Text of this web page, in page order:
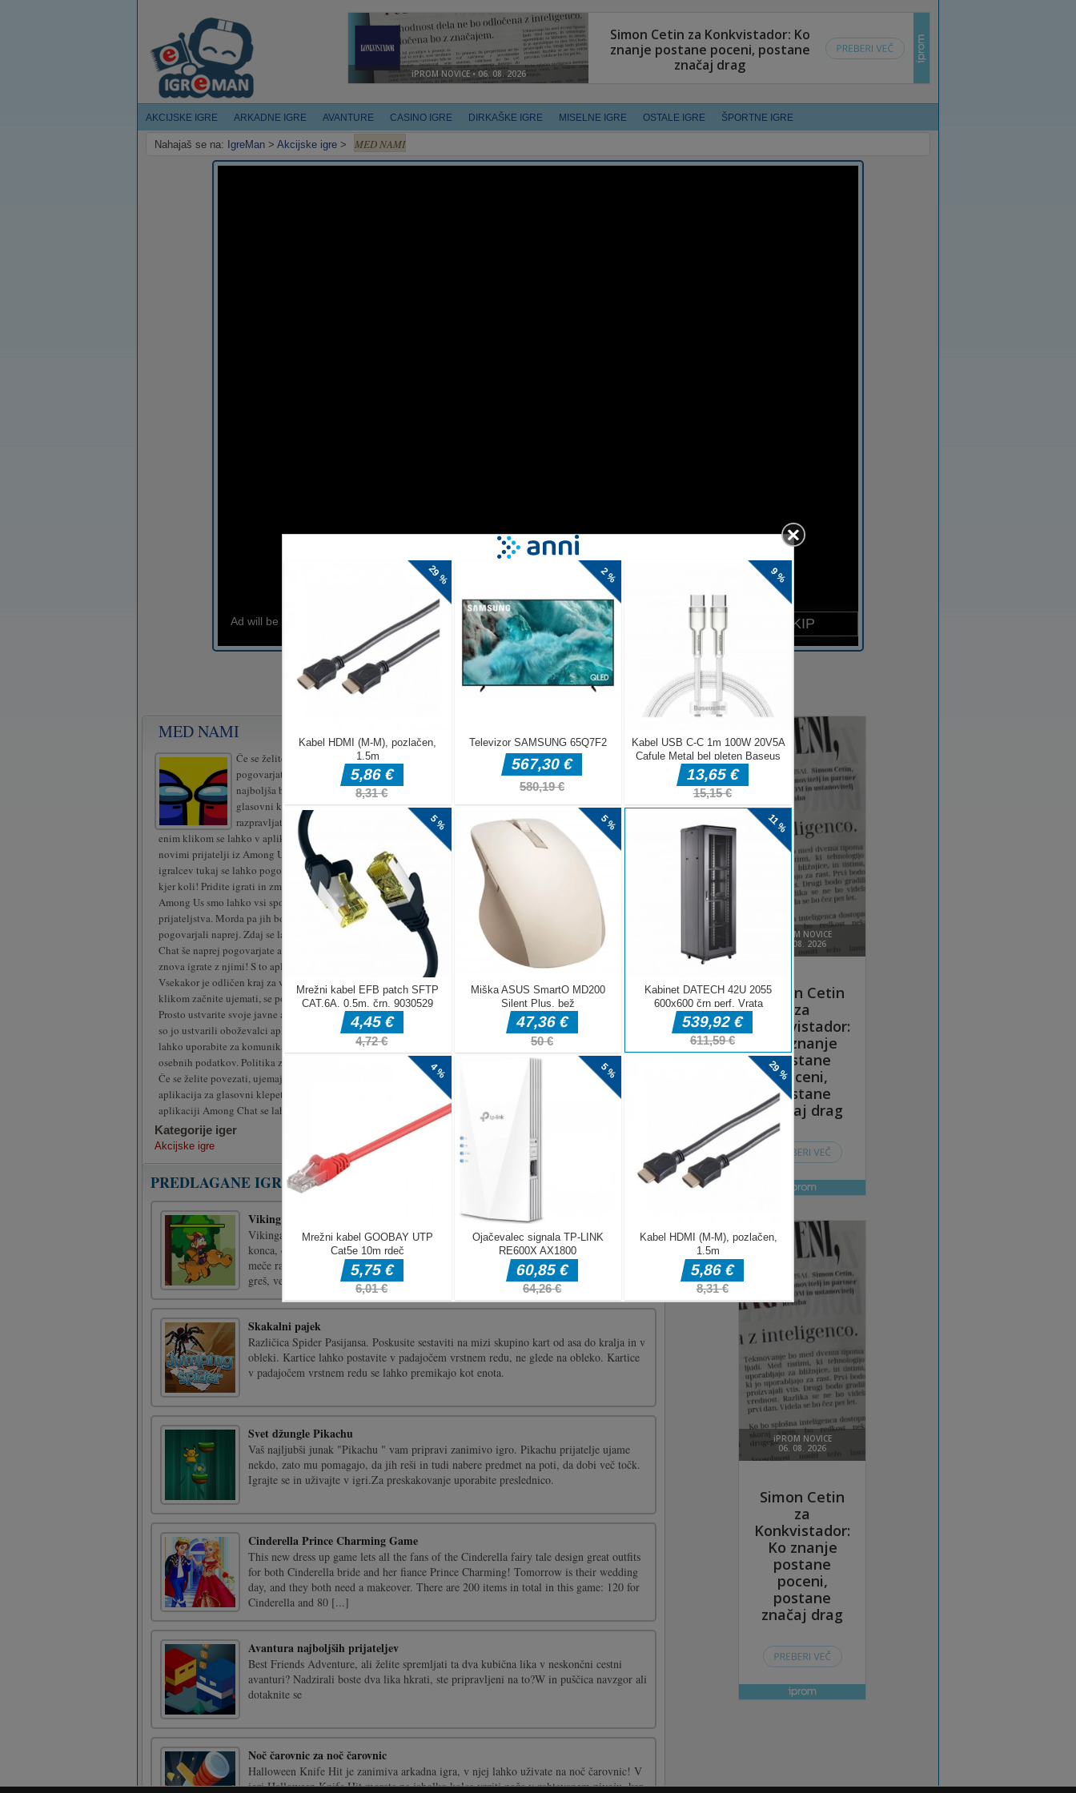
AKCIJSKE IGRE ARKADNE IGRE AVANTURE CASINO IGRE DIRKAŠKE IGRE MISELNE IGRE OSTALE IGRE ŠPORTNE IGRE
Nahajaš se na: IgreMan > Akcijske igre > MED NAMI
MED NAMI
Če se želite povezati, ujemati in se
pogovarjati s prijatelji iz Among Us, je to
najboljša brezplačna aplikacija za
glasovni klepet, s katero lahko skupaj
razpravljate in se več pogovarjate. S samo
enim klikom se lahko v aplikaciji Among Chat povežete z
novimi prijatelji iz Among Us, da igrate skupaj. Veliko
igralcev tukaj se lahko pogovarja in igra z vami kadarkoli in
kjer koli! Pridite igrati in zmagati v vsaki igri! Med igranjem
Among Us smo lahko vsi spoznali ali sklepali nova
prijateljstva. Morda pa jih bomo težko spet našli ali se
pogovarjali naprej. Zdaj se lahko s to aplikacijo Among
Chat še naprej pogovarjate ali komunicirate s prijatelji in se
znova igrate z njimi! S to aplikacijo za glasovni klepet bi bila vaša igralna izkušnja Among Us močno izboljšana!
Vsekakor je odličen kraj za večjo komunikacijo s prijatelji iz AU/prijatelji iz posadke. Ključne funkcije – Z enim
klikom začnite ujemati, se pogovarjati/komunicirati z novimi ljudmi ali svojimi prijatelji – Klepet v realnem času –
Prosto ustvarite svoje javne ali zasebne kanale – Glasovni klepet s prijatelji na istem kanalu *To je komunikacija, ki
so jo ustvarili oboževalci aplikacijo in ni uradno povezana z igro Among Us. Vse pravice pridržane. *To aplikacijo
lahko uporabite za komunikacijo in ohranjanje stika s prijatelji iz Among Us, vendar vas prosimo, da ne razkrijete
osebnih podatkov. Politika zasebnosti: https://among.chat/policy.html Pogoji uporabe: https://among.chat/term.html
Če se želite povezati, ujemajte in se pogovarjajte s svojimi prijatelji iz Among Us, to je najboljša brezplačna
aplikacija za glasovni klepet, s katero lahko skupaj razpravljate in se več pogovarjate. Samo z enim klikom v
aplikaciji Among Chat se lahko povežete z novimi prijatelji iz Among Us, da igrate skupaj
Kategorije iger
Akcijske igre
PREDLAGANE IGRE
Viking pobeg
Vikinga boste nadzirali, da bodo leteli na zmaju, Vikingi pa se morajo odpraviti do
konca, da se znebite temnega gozda, polnega goblov in drugih mutantov. Viking lahko
meče različne vrste orožja, zmaji pa lahko dihajo v plamenu. Glej, kako daleč lahko
greš, veliko sreče!Uporabite [...]
Skakalni pajek
Različica Spider Pasijansa. Poskusite sestaviti na mizi skupino kart od asa do kralja in v
obleki. Kartice lahko postavite v padajočem vrstnem redu, ne glede na obleko. Kartice
v padajočem vrstnem redu se lahko premikajo kot enota.
Svet džungle Pikachu
Vaš najljubši junak "Pikachu " vam pripravi zanimivo igro. Pikachu prijatelje ujame
nekdo, zato mu pomagajo, da jih reši in tudi nabere predmet na poti, da dobi več točk.
Igrajte se in uživajte v igri.Za preskakovanje uporabite preslednico.
Cinderella Prince Charming Game
This new dress up game lets all the fans of the Cinderella fairy tale design great outfits
for both Cinderella bride and her fiance Prince Charming! Tomorrow is their wedding
day, and they both need a makeover. There are 200 items in total in this game: 120 for
Cinderella and 80 [...]
Avantura najboljših prijateljev
Best Friends Adventure, ali želite spremljati ta dva kubična lika v neskončni cestni
avanturi? Nadzirali boste dva lika hkrati, ste pripravljeni na to?W in puščica navzgor ali
dotaknite se
Noč čarovnic za noč čarovnic
Halloween Knife Hit je zanimiva arkadna igra, v njej lahko uživate na noč čarovnic! V
igri Halloween Knife Hit morate na jabolko kolca vrziti nože v zahtevanem nivoju, kar